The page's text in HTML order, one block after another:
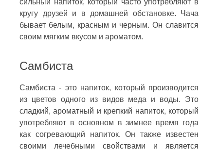
сильный напиток, который часто употребляют в
кругу друзей и в домашней обстановке. Чача
бывает белым, красным и черным. Он славится
своим мягким вкусом и ароматом.
Самбиста
Самбиста - это напиток, который производится
из цветов одного из видов меда и воды. Это
сладкий, ароматный и крепкий напиток, который
употребляют в основном в зимнее время года
как согревающий напиток. Он также известен
своими лечебными свойствами и является